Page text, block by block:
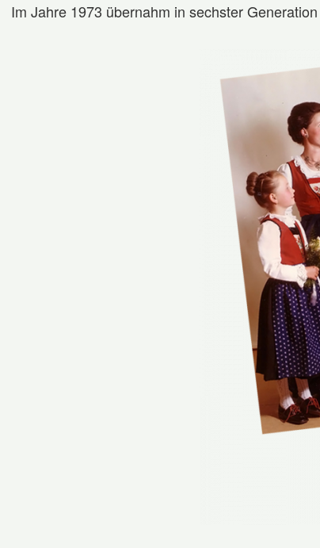
Im Jahre 1973 übernahm in sechster